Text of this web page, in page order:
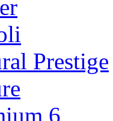
Prestige
6